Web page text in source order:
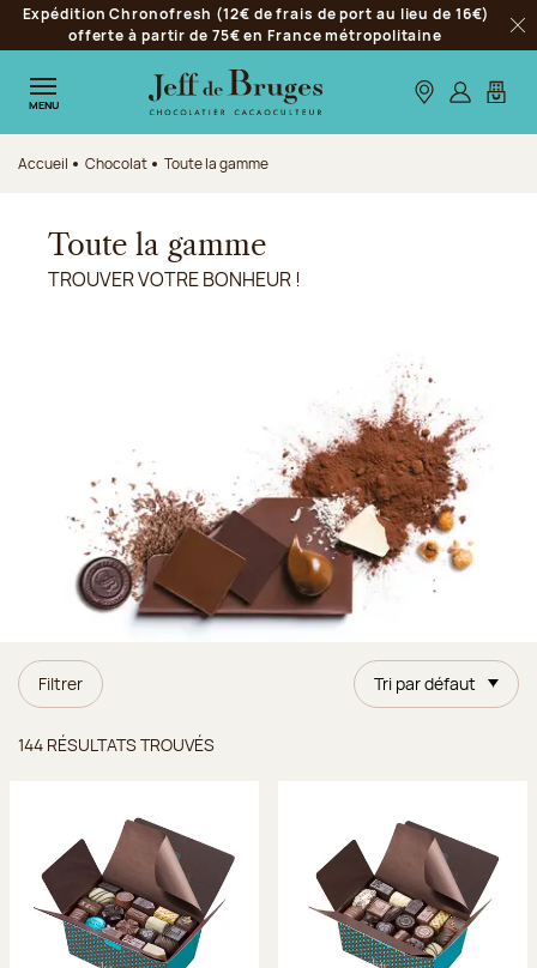
Aller à la navigation
Aller au contenu principal
Aller au pied de page
Expédition Chronofresh (12€ de frais de port au lieu de 16€)
offerte à partir de 75€ en France métropolitaine
MENU Nos boutiques
S’identifier
Mon
Accueil Chocolat Toute la gamme
Toute la gamme
TROUVER VOTRE BONHEUR !
Filtrer Tri par défaut
144 RÉSULTATS TROUVÉS